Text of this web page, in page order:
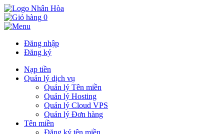
0
Đăng nhập
Đăng ký
Nạp tiền
Quản lý dịch vụ
Quản lý Tên miền
Quản lý Hosting
Quản lý Cloud VPS
Quản lý Đơn hàng
Tên miền
Đăng ký tên miền